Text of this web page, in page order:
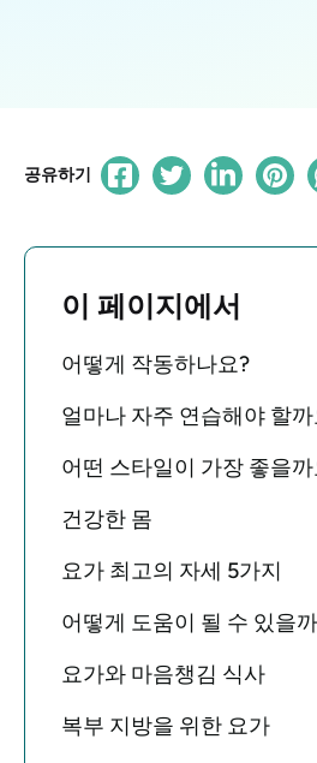
공유하기
이 페이지에서
어떻게 작동하나요?
얼마나 자주 연습해야 할
어떤 스타일이 가장 좋을
건강한 몸
요가 최고의 자세 5가지
어떻게 도움이 될 수 있을
요가와 마음챙김 식사
복부 지방을 위한 요가